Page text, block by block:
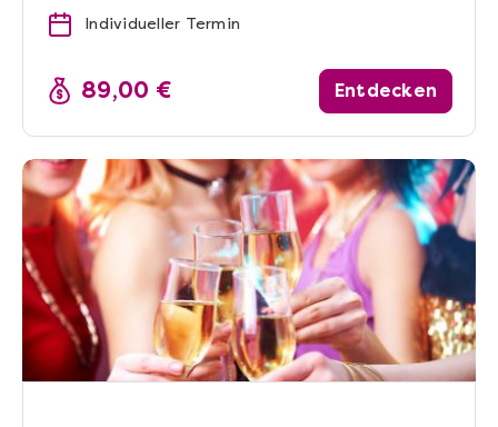
Individueller Termin
89,00 € Entdecken